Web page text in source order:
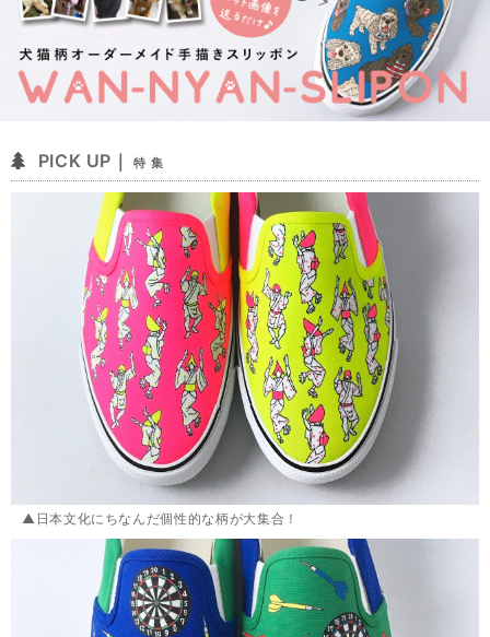
PICK UP｜ 特 集
▲日本文化にちなんだ個性的な柄が大集合！